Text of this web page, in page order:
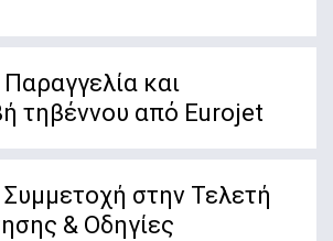
και
τηβέννου από Εurojet
στην Τελετή
& Οδηγίες